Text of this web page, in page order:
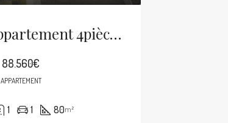
Mulhouse Appartement 4pièces De 80m² Balcons Cave Et Garage
88.560€
APPARTEMENT
1 1 80m²